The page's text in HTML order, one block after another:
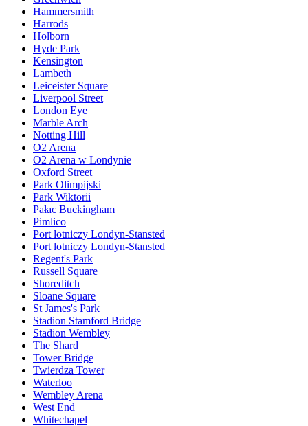
Hammersmith
Harrods
Holborn
Hyde Park
Kensington
Lambeth
Leiceister Square
Liverpool Street
London Eye
Marble Arch
Notting Hill
O2 Arena
O2 Arena w Londynie
Oxford Street
Park Olimpijski
Park Wiktorii
Pałac Buckingham
Pimlico
Port lotniczy Londyn-Stansted
Port lotniczy Londyn-Stansted
Regent's Park
Russell Square
Shoreditch
Sloane Square
St James's Park
Stadion Stamford Bridge
Stadion Wembley
The Shard
Tower Bridge
Twierdza Tower
Waterloo
Wembley Arena
West End
Whitechapel